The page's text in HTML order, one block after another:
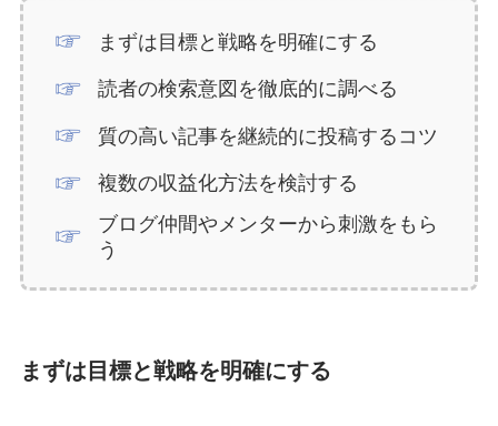
まずは目標と戦略を明確にする
読者の検索意図を徹底的に調べる
質の高い記事を継続的に投稿するコツ
複数の収益化方法を検討する
ブログ仲間やメンターから刺激をもら
う
まずは目標と戦略を明確にする